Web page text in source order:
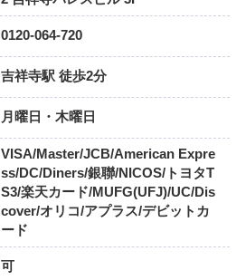
0120-064-720
吉祥寺駅 徒歩2分
月曜日・木曜日
VISA/Master/JCB/American Expre
ss/DC/Diners/銀聯/NICOS/トヨタT
S3/楽天カード/MUFG(UFJ)/UC/Dis
cover/オリコ/アプラス/デビットカ
ード
可